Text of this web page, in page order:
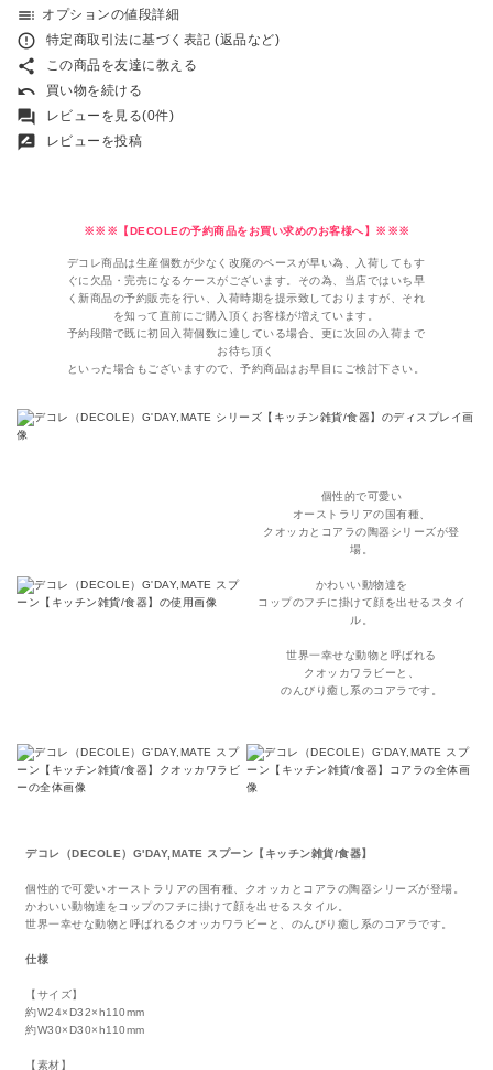
toc オプションの値段詳細
error_outline 特定商取引法に基づく表記 (返品など)
share この商品を友達に教える
undo 買い物を続ける
forum レビューを見る(0件)
rate_review レビューを投稿
※※※【DECOLEの予約商品をお買い求めのお客様へ】※※※
デコレ商品は生産個数が少なく改廃のペースが早い為、入荷してもす
ぐに欠品・完売になるケースがございます。その為、当店ではいち早
く新商品の予約販売を行い、入荷時期を提示致しておりますが、それ
を知って直前にご購入頂くお客様が増えています。
予約段階で既に初回入荷個数に達している場合、更に次回の入荷まで
お待ち頂く
といった場合もございますので、予約商品はお早目にご検討下さい。
個性的で可愛い
オーストラリアの国有種、
クオッカとコアラの陶器シリーズが登
場。
かわいい動物達を
コップのフチに掛けて顔を出せるスタイ
ル。
世界一幸せな動物と呼ばれる
クオッカワラビーと、
のんびり癒し系のコアラです。
デコレ（DECOLE）G'DAY,MATE スプーン【キッチン雑貨/食器】
個性的で可愛いオーストラリアの国有種、クオッカとコアラの陶器シリーズが登場。
かわいい動物達をコップのフチに掛けて顔を出せるスタイル。
世界一幸せな動物と呼ばれるクオッカワラビーと、のんびり癒し系のコアラです。
仕様
【サイズ】
約W24×D32×h110mm
約W30×D30×h110mm
【素材】